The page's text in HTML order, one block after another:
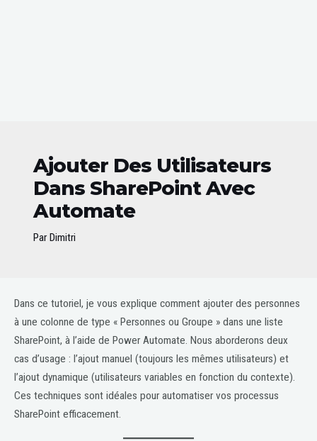
Ajouter Des Utilisateurs
Dans SharePoint Avec
Automate
ParDimitri
Dans ce tutoriel, je vous explique comment ajouter des personnes
à une colonne de type « Personnes ou Groupe » dans une liste
SharePoint, à l’aide de Power Automate. Nous aborderons deux
cas d’usage : l’ajout manuel (toujours les mêmes utilisateurs) et
l’ajout dynamique (utilisateurs variables en fonction du contexte).
Ces techniques sont idéales pour automatiser vos processus
SharePoint efficacement.
navigation